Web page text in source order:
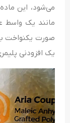
می‌شود، این
مانند یک واسط
یک افزودنی